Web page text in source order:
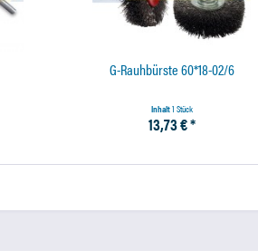
G-Rauhbürste 60*18-02/6
Inhalt1 Stück
13,73 € *